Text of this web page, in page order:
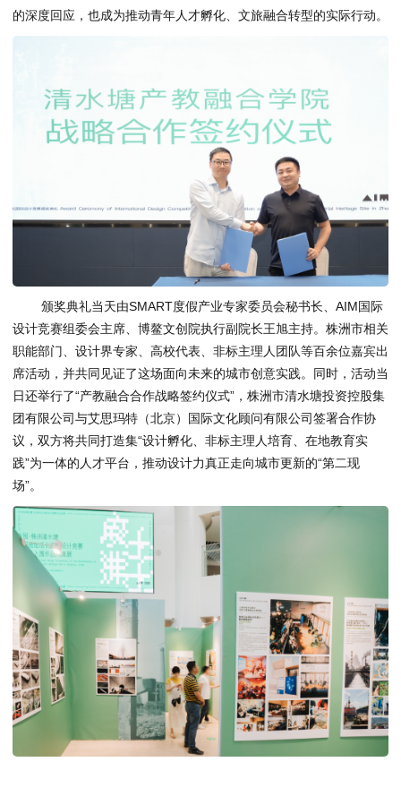
的深度回应，也成为推动青年人才孵化、文旅融合转型的实际行动。
颁奖典礼当天由SMART度假产业专家委员会秘书长、AIM国际
设计竞赛组委会主席、博鳌文创院执行副院长王旭主持。株洲市相关
职能部门、设计界专家、高校代表、非标主理人团队等百余位嘉宾出
席活动，并共同见证了这场面向未来的城市创意实践。同时，活动当
日还举行了“产教融合合作战略签约仪式”，株洲市清水塘投资控股集
团有限公司与艾思玛特（北京）国际文化顾问有限公司签署合作协
议，双方将共同打造集“设计孵化、非标主理人培育、在地教育实
践”为一体的人才平台，推动设计力真正走向城市更新的“第二现
场”。